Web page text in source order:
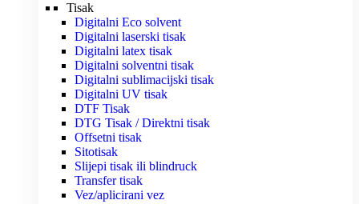
Tisak
Digitalni Eco solvent
Digitalni laserski tisak
Digitalni latex tisak
Digitalni solventni tisak
Digitalni sublimacijski tisak
Digitalni UV tisak
DTF Tisak
DTG Tisak / Direktni tisak
Offsetni tisak
Sitotisak
Slijepi tisak ili blindruck
Transfer tisak
Vez/aplicirani vez